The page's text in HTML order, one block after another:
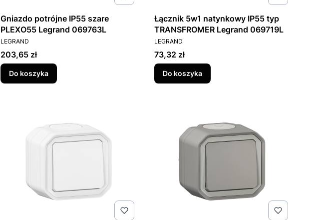
Gniazdo potrójne IP55 szare
PLEXO55 Legrand 069763L
PRODUCENT
LEGRAND
Cena
203,65 zł
Do koszyka
Łącznik 5w1 natynkowy IP55 typ
TRANSFROMER Legrand 069719L
PRODUCENT
LEGRAND
Cena
73,32 zł
Do koszyka